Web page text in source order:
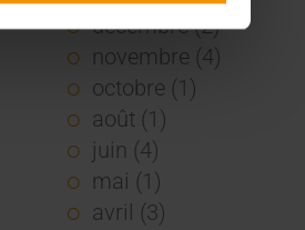
décembre (2)
novembre (4)
octobre (1)
août (1)
juin (4)
mai (1)
avril (3)